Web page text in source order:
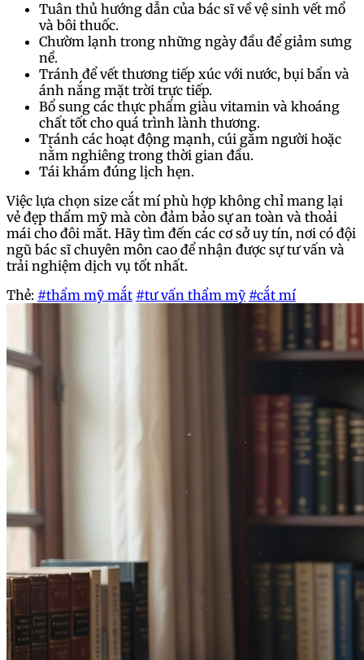
Tuân thủ hướng dẫn của bác sĩ về vệ sinh vết mổ
và bôi thuốc.
Chườm lạnh trong những ngày đầu để giảm sưng
nề.
Tránh để vết thương tiếp xúc với nước, bụi bẩn và
ánh nắng mặt trời trực tiếp.
Bổ sung các thực phẩm giàu vitamin và khoáng
chất tốt cho quá trình lành thương.
Tránh các hoạt động mạnh, cúi gằm người hoặc
nằm nghiêng trong thời gian đầu.
Tái khám đúng lịch hẹn.
Việc lựa chọn size cắt mí phù hợp không chỉ mang lại
vẻ đẹp thẩm mỹ mà còn đảm bảo sự an toàn và thoải
mái cho đôi mắt. Hãy tìm đến các cơ sở uy tín, nơi có đội
ngũ bác sĩ chuyên môn cao để nhận được sự tư vấn và
trải nghiệm dịch vụ tốt nhất.
Thẻ: #thẩm mỹ mắt #tư vấn thẩm mỹ #cắt mí